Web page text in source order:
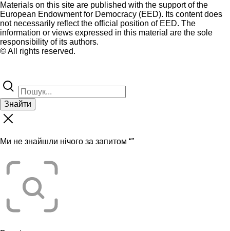
Materials on this site are published with the support of the
European Endowment for Democracy (EED). Its content does
not necessarily reflect the official position of EED. The
information or views expressed in this material are the sole
responsibility of its authors.
© All rights reserved.
Знайти
Ми не знайшли нічого за запитом “”